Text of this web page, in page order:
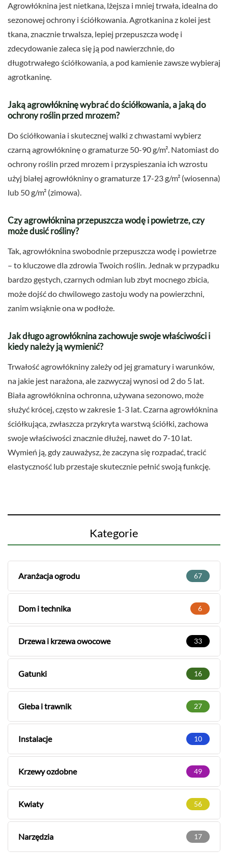
Agrowłóknina jest nietkana, lżejsza i mniej trwała, idealna do
sezonowej ochrony i ściółkowania. Agrotkanina z kolei jest
tkana, znacznie trwalsza, lepiej przepuszcza wodę i
zdecydowanie zaleca się ją pod nawierzchnie, do
długotrwałego ściółkowania, a pod kamienie zawsze wybieraj
agrotkaninę.
Jaką agrowłókninę wybrać do ściółkowania, a jaką do
ochrony roślin przed mrozem?
Do ściółkowania i skutecznej walki z chwastami wybierz
czarną agrowłókninę o gramaturze 50-90 g/m². Natomiast do
ochrony roślin przed mrozem i przyspieszania ich wzrostu
użyj białej agrowłókniny o gramaturze 17-23 g/m² (wiosenna)
lub 50 g/m² (zimowa).
Czy agrowłóknina przepuszcza wodę i powietrze, czy
może dusić rośliny?
Tak, agrowłóknina swobodnie przepuszcza wodę i powietrze
– to kluczowe dla zdrowia Twoich roślin. Jednak w przypadku
bardzo gęstych, czarnych odmian lub zbyt mocnego zbicia,
może dojść do chwilowego zastoju wody na powierzchni,
zanim wsiąknie ona w podłoże.
Jak długo agrowłóknina zachowuje swoje właściwości i
kiedy należy ją wymienić?
Trwałość agrowłókniny zależy od jej gramatury i warunków,
na jakie jest narażona, ale zazwyczaj wynosi od 2 do 5 lat.
Biała agrowłóknina ochronna, używana sezonowo, może
służyć krócej, często w zakresie 1-3 lat. Czarna agrowłóknina
ściółkująca, zwłaszcza przykryta warstwą ściółki, zachowa
swoje właściwości znacznie dłużej, nawet do 7-10 lat.
Wymień ją, gdy zauważysz, że zaczyna się rozpadać, tracić
elastyczność lub przestaje skutecznie pełnić swoją funkcję.
Kategorie
Aranżacja ogrodu 67
Dom i technika 6
Drzewa i krzewa owocowe 33
Gatunki 16
Gleba i trawnik 27
Instalacje 10
Krzewy ozdobne 49
Kwiaty 56
Narzędzia 17